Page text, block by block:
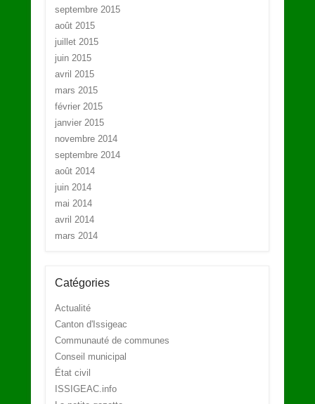
septembre 2015
août 2015
juillet 2015
juin 2015
avril 2015
mars 2015
février 2015
janvier 2015
novembre 2014
septembre 2014
août 2014
juin 2014
mai 2014
avril 2014
mars 2014
Catégories
Actualité
Canton d'Issigeac
Communauté de communes
Conseil municipal
État civil
ISSIGEAC.info